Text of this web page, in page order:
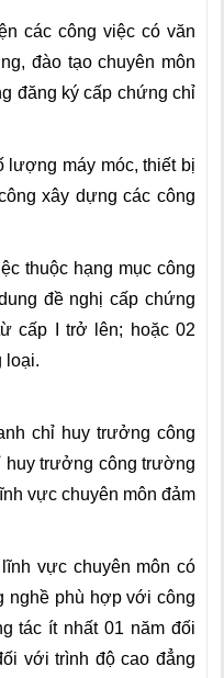
các công việc có văn
đào tạo chuyên môn
đăng ký cấp chứng chỉ
lượng máy móc, thiết bị
xây dựng các công
thuộc hạng mục công
đề nghị cấp chứng
cấp I trở lên; hoặc 02
loại.
chỉ huy trưởng công
trưởng công trường
vực chuyên môn đảm
vực chuyên môn có
nghề phù hợp với công
tác ít nhất 01 năm đối
với trình độ cao đẳng